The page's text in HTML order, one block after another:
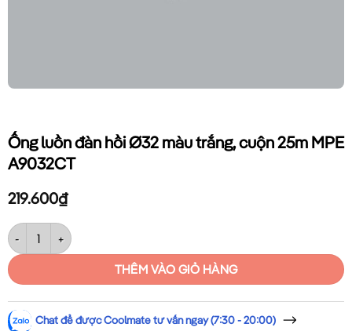
Ống luồn đàn hồi Ø32 màu trắng, cuộn 25m MPE
A9032CT
219.600₫
Ống luồn đàn hồi Ø32 màu trắng, cuộn 25m MPE A9032CT số lượng
THÊM VÀO GIỎ HÀNG
Chat để được Coolmate tư vấn ngay (7:30 - 20:00)